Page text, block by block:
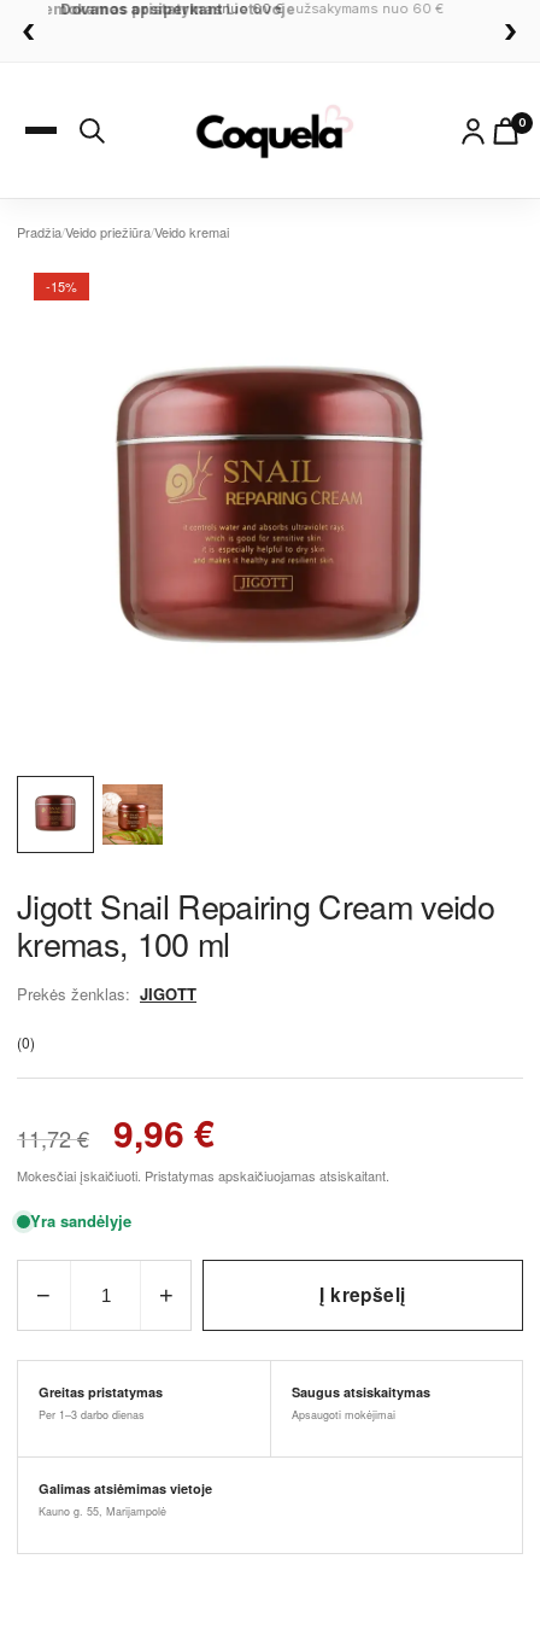
‹
Dovanos apsiperkantnuo 60 €
›
0
Pradžia/Veido priežiūra/Veido kremai
-15%
Jigott Snail Repairing Cream veido
kremas, 100 ml
Prekės ženklas: JIGOTT
(0)
11,72€ 9,96€
Mokesčiai įskaičiuoti. Pristatymas apskaičiuojamas atsiskaitant.
Yra sandėlyje
− 1 + Į krepšelį
Greitas pristatymas
Per 1–3 darbo dienas
Saugus atsiskaitymas
Apsaugoti mokėjimai
Galimas atsiėmimas vietoje
Kauno g. 55, Marijampolė